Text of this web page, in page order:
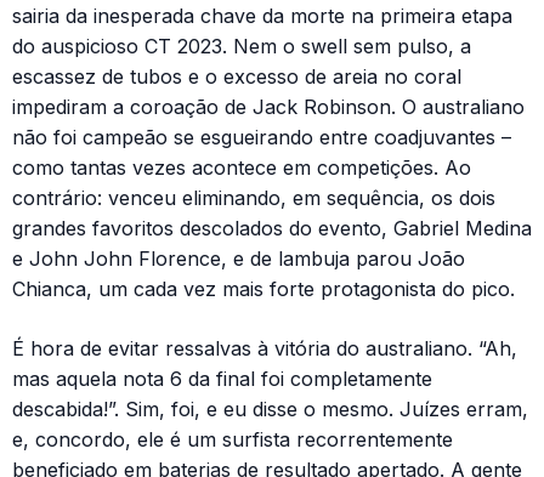
sairia da inesperada chave da morte na primeira etapa
do auspicioso CT 2023. Nem o swell sem pulso, a
escassez de tubos e o excesso de areia no coral
impediram a coroação de Jack Robinson. O australiano
não foi campeão se esgueirando entre coadjuvantes –
como tantas vezes acontece em competições. Ao
contrário: venceu eliminando, em sequência, os dois
grandes favoritos descolados do evento, Gabriel Medina
e John John Florence, e de lambuja parou João
Chianca, um cada vez mais forte protagonista do pico.
É hora de evitar ressalvas à vitória do australiano. “Ah,
mas aquela nota 6 da final foi completamente
descabida!”. Sim, foi, e eu disse o mesmo. Juízes erram,
e, concordo, ele é um surfista recorrentemente
beneficiado em baterias de resultado apertado. A gente